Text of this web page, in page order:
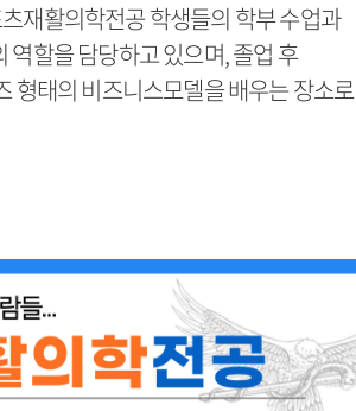
재활의학전공 학생들의 학부 수업과
할을 담당하고 있으며, 졸업 후
형태의 비즈니스모델을 배우는 장소로